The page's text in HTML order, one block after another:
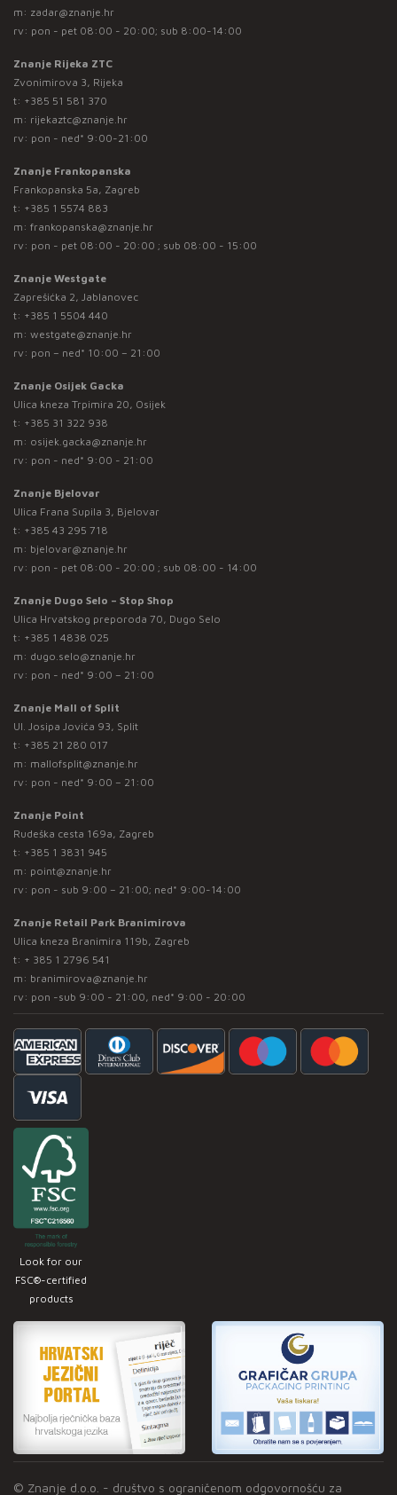
m: zadar@znanje.hr
rv: pon - pet 08:00 - 20:00; sub 8:00-14:00
Znanje Rijeka ZTC
Zvonimirova 3, Rijeka
t: +385 51 581 370
m: rijekaztc@znanje.hr
rv: pon - ned* 9:00-21:00
Znanje Frankopanska
Frankopanska 5a, Zagreb
t: +385 1 5574 883
m: frankopanska@znanje.hr
rv: pon - pet 08:00 - 20:00 ; sub 08:00 - 15:00
Znanje Westgate
Zaprešićka 2, Jablanovec
t: +385 1 5504 440
m: westgate@znanje.hr
rv: pon – ned* 10:00 – 21:00
Znanje Osijek Gacka
Ulica kneza Trpimira 20, Osijek
t: +385 31 322 938
m: osijek.gacka@znanje.hr
rv: pon - ned* 9:00 - 21:00
Znanje Bjelovar
Ulica Frana Supila 3, Bjelovar
t: +385 43 295 718
m: bjelovar@znanje.hr
rv: pon - pet 08:00 - 20:00 ; sub 08:00 - 14:00
Znanje Dugo Selo – Stop Shop
Ulica Hrvatskog preporoda 70, Dugo Selo
t: +385 1 4838 025
m: dugo.selo@znanje.hr
rv: pon - ned* 9:00 – 21:00
Znanje Mall of Split
Ul. Josipa Jovića 93, Split
t: +385 21 280 017
m: mallofsplit@znanje.hr
rv: pon - ned* 9:00 – 21:00
Znanje Point
Rudeška cesta 169a, Zagreb
t: +385 1 3831 945
m: point@znanje.hr
rv: pon - sub 9:00 – 21:00; ned* 9:00-14:00
Znanje Retail Park Branimirova
Ulica kneza Branimira 119b, Zagreb
t: + 385 1 2796 541
m: branimirova@znanje.hr
rv: pon -sub 9:00 - 21:00, ned* 9:00 - 20:00
Look for our
FSC®-certified
products
© Znanje d.o.o. - društvo s ograničenom odgovornošću za